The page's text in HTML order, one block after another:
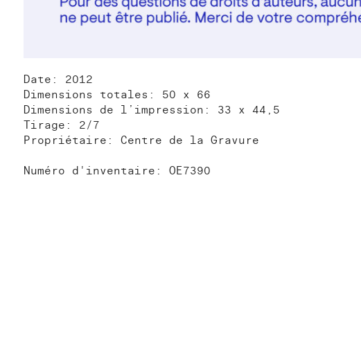
Date: 2012
Dimensions totales: 50 x 66
Dimensions de l’impression: 33 x 44,5
Tirage: 2/7
Propriétaire: Centre de la Gravure
Numéro d'inventaire: OE7390